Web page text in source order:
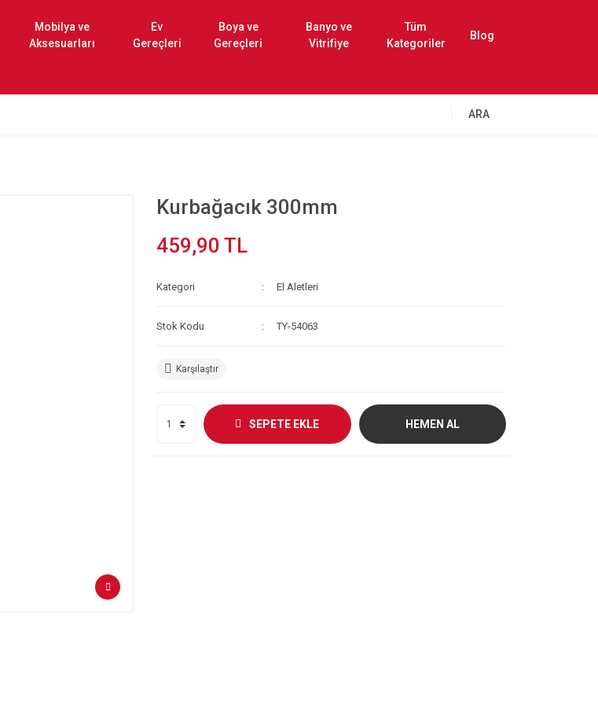
Mobilya ve
Aksesuarları
Ev
Gereçleri
Boya ve
Gereçleri
Banyo ve
Vitrifiye
Tüm
Kategoriler
Blog
ARA
Kurbağacık 300mm
459,90 TL
Kategori El Aletleri
Stok Kodu TY-54063
Karşılaştır
SEPETE EKLE HEMEN AL